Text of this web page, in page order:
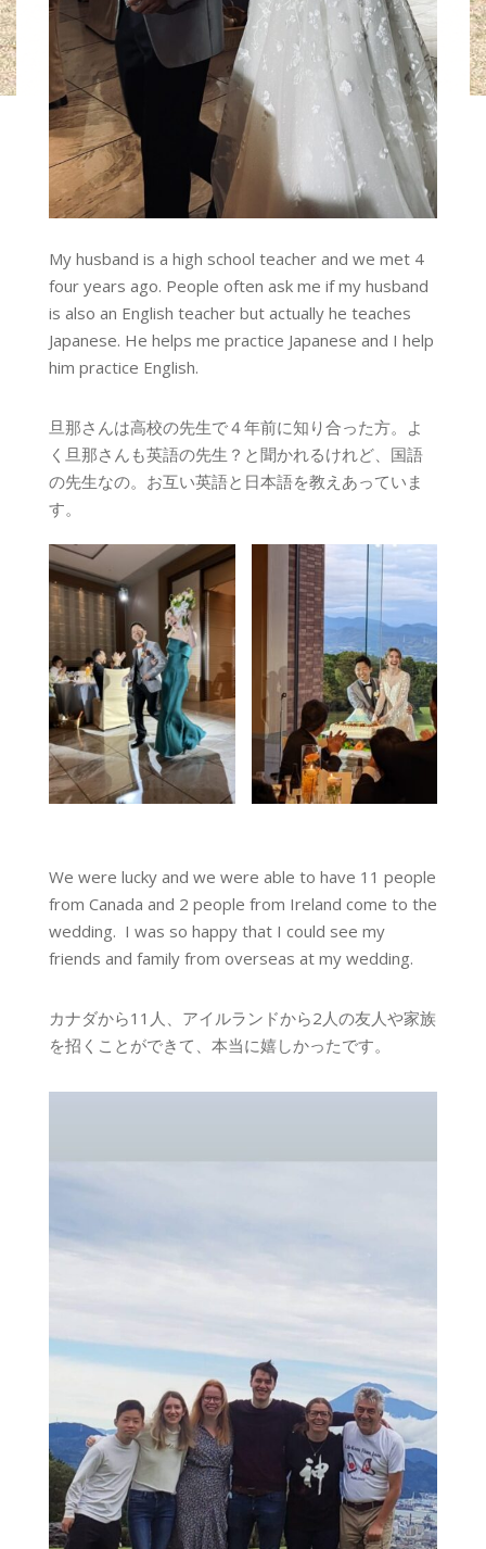
My husband is a high school teacher and we met 4
four years ago. People often ask me if my husband
is also an English teacher but actually he teaches
Japanese. He helps me practice Japanese and I help
him practice English.
旦那さんは高校の先生で４年前に知り合った方。よ
く旦那さんも英語の先生？と聞かれるけれど、国語
の先生なの。お互い英語と日本語を教えあっていま
す。
We were lucky and we were able to have 11 people
from Canada and 2 people from Ireland come to the
wedding. I was so happy that I could see my
friends and family from overseas at my wedding.
カナダから11人、アイルランドから2人の友人や家族
を招くことができて、本当に嬉しかったです。